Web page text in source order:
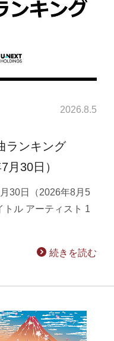
2026.8.5
ランキング
月30日）
30日（2026年8月5
トル アーティスト 1
続きを読む